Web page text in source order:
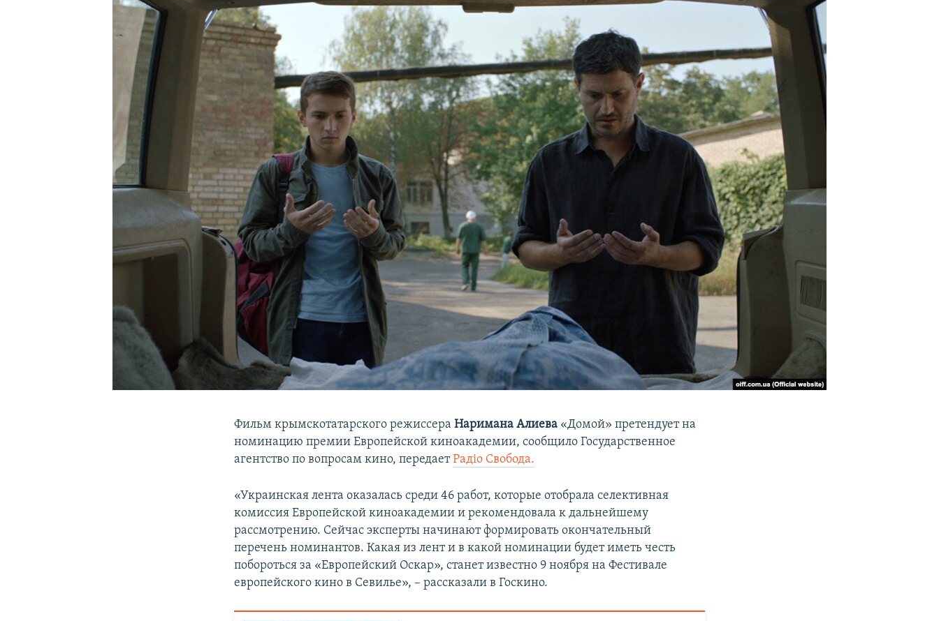
УКРАИНСКАЯ ПРОБЛЕМА КРЫМА
Фильм крымскотатарского режиссераНаримана Алиева «Домой» претендует на
номинацию премии Европейской киноакадемии, сообщило Государственное
агентство по вопросам кино, передаетРадіо Свобода.
«Украинская лента оказалась среди 46 работ, которые отобрала селективная
комиссия Европейской киноакадемии и рекомендовала к дальнейшему
рассмотрению. Сейчас эксперты начинают формировать окончательный
перечень номинантов. Какая из лент и в какой номинации будет иметь честь
побороться за «Европейский Оскар», станет известно 9 ноября на Фестивале
европейского кино в Севилье», – рассказали в Госкино.